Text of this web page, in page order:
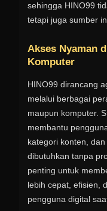
sehingga HINO99
tetapi juga sumber
Akses Nyaman
Komputer
HINO99 dirancang
melalui berbagai
maupun komputer.
membantu
kategori konten,
dibutuhkan tanpa
penting untuk
lebih cepat, efisien,
pengguna digital